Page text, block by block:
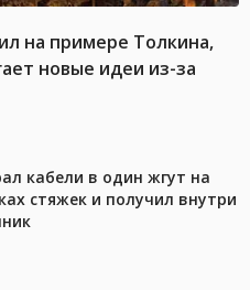
на примере Толкина,
новые идеи из-за
кабели в один жгут на
стяжек и получил внутри